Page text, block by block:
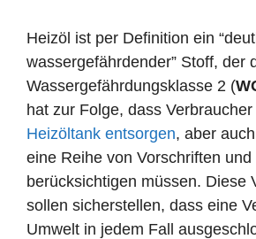
Heizöl ist per Definition ein
wassergefährdender” Stoff, der
Wassergefährdungsklasse 2 (
hat zur Folge, dass Verbraucher
Heizöltank entsorgen, aber
eine Reihe von Vorschriften und
berücksichtigen müssen. Diese
sollen sicherstellen, dass eine
Umwelt in jedem Fall